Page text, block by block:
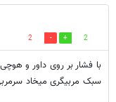
2
2
با فشار بر روی داور و
سبک مربیگری میخاد